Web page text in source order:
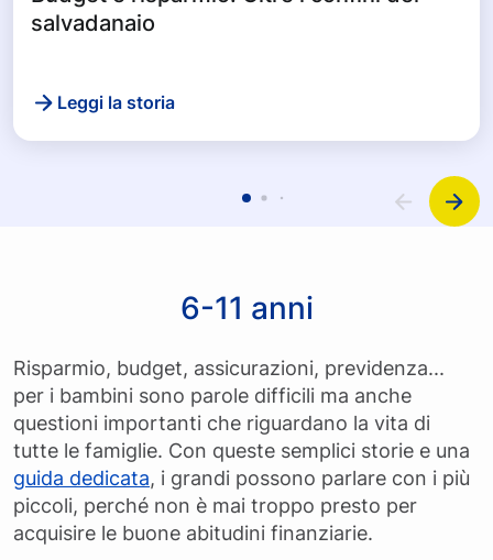
salvadanaio
Leggi la storia
6-11 anni
Risparmio, budget, assicurazioni, previdenza...
per i bambini sono parole difficili ma anche
questioni importanti che riguardano la vita di
tutte le famiglie. Con queste semplici storie e una
guida dedicata, i grandi possono parlare con i più
piccoli, perché non è mai troppo presto per
acquisire le buone abitudini finanziarie.